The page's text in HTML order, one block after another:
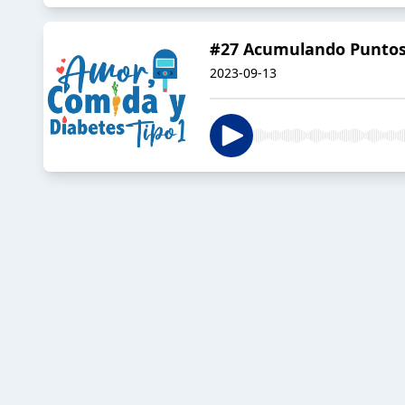
#27 Acumulando
2023-09-13